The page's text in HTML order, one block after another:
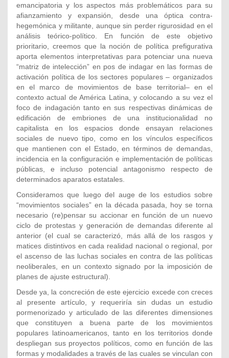
emancipatoria y los aspectos más problemáticos para su
afianzamiento y expansión, desde una óptica contra-
hegemónica y militante, aunque sin perder rigurosidad en el
análisis teórico-político. En función de este objetivo
prioritario, creemos que la noción de política prefigurativa
aporta elementos interpretativas para potenciar una nueva
“matriz de intelección” en pos de indagar en las formas de
activación política de los sectores populares – organizados
en el marco de movimientos de base territorial– en el
contexto actual de América Latina, y colocando a su vez el
foco de indagación tanto en sus respectivas dinámicas de
edificación de embriones de una institucionalidad no
capitalista en los espacios donde ensayan relaciones
sociales de nuevo tipo, como en los vínculos específicos
que mantienen con el Estado, en términos de demandas,
incidencia en la configuración e implementación de políticas
públicas, e incluso potencial antagonismo respecto de
determinados aparatos estatales.
Consideramos que luego del auge de los estudios sobre
“movimientos sociales” en la década pasada, hoy se torna
necesario (re)pensar su accionar en función de un nuevo
ciclo de protestas y generación de demandas diferente al
anterior (el cual se caracterizó, más allá de los rasgos y
matices distintivos en cada realidad nacional o regional, por
el ascenso de las luchas sociales en contra de las políticas
neoliberales, en un contexto signado por la imposición de
planes de ajuste estructural).
Desde ya, la concreción de este ejercicio excede con creces
al presente artículo, y requeriría sin dudas un estudio
pormenorizado y articulado de las diferentes dimensiones
que constituyen a buena parte de los movimientos
populares latinoamericanos, tanto en los territorios donde
despliegan sus proyectos políticos, como en función de las
formas y modalidades a través de las cuales se vinculan con